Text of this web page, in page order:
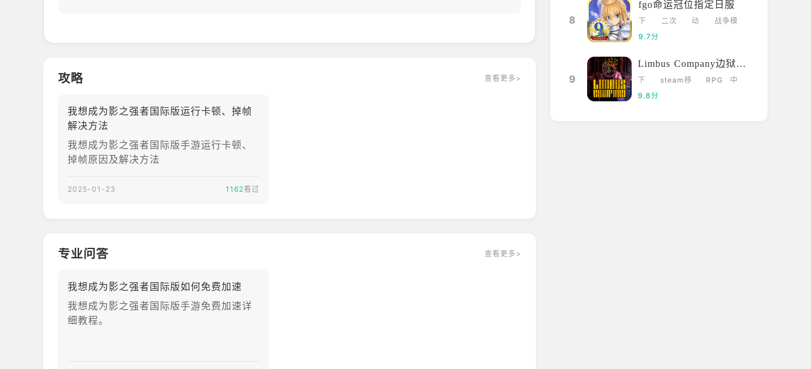
攻略 查看更多>
我想成为影之强者国际版运行卡顿、掉帧
解决方法
我想成为影之强者国际版手游运行卡顿、
掉帧原因及解决方法
2025-01-23 1162看过
专业问答 查看更多>
我想成为影之强者国际版如何免费加速
我想成为影之强者国际版手游免费加速详
细教程。
8
fgo命运冠位指定日服
下
载
二次
动
战争模
9.7分
9
Limbus Company边狱巴士
下
载
steam移
RPG
中
9.8分